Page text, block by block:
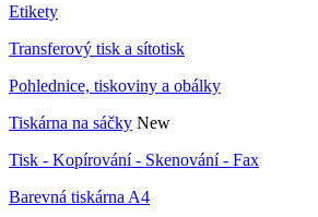
Etikety
Transferový tisk a sítotisk
Pohlednice, tiskoviny a obálky
Tiskárna na sáčky New
Tisk - Kopírování - Skenování - Fax
Barevná tiskárna A4